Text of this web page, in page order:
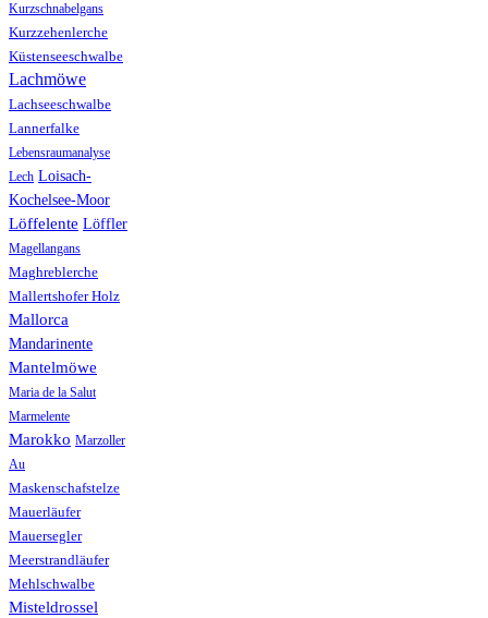
Kurzschnabelgans
Kurzzehenlerche
Küstenseeschwalbe
Lachmöwe
Lachseeschwalbe
Lannerfalke
Lebensraumanalyse
Lech Loisach-
Kochelsee-Moor
Löffelente Löffler
Magellangans
Maghreblerche
Mallertshofer Holz
Mallorca
Mandarinente
Mantelmöwe
Maria de la Salut
Marmelente
Marokko Marzoller
Au
Maskenschafstelze
Mauerläufer
Mauersegler
Meerstrandläufer
Mehlschwalbe
Misteldrossel